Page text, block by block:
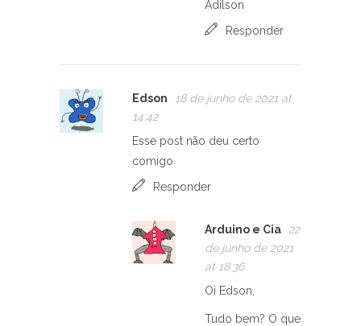
Adilson
Responder
Edson
18 de junho de 2021 at
14:42
Esse post não deu certo
comigo
Responder
Arduino e Cia
22
de junho de 2021
at 18:36
Oi Edson,
Tudo bem? O que